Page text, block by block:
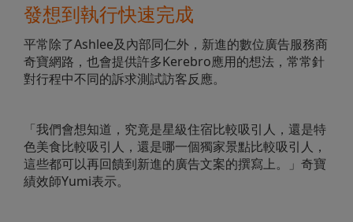
發想到執行快速完成
平常除了Ashlee及內部同仁外，新進的數位廣告服務商
奇寶網路，也會提供許多Kerebro應用的想法，常常針
對行程中不同的訴求測試訪客反應。
「我們會想知道，究竟是星級住宿比較吸引人，還是特
色美食比較吸引人，還是哪一個獨家景點比較吸引人，
這些都可以再回饋到新進的廣告文案的撰寫上。」奇寶
績效師Yumi表示。